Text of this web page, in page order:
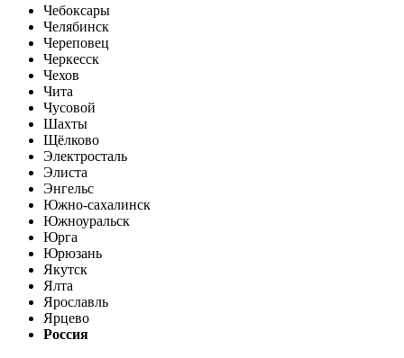
Чебоксары
Челябинск
Череповец
Черкесск
Чехов
Чита
Чусовой
Шахты
Щёлково
Электросталь
Элиста
Энгельс
Южно-сахалинск
Южноуральск
Юрга
Юрюзань
Якутск
Ялта
Ярославль
Ярцево
Россия